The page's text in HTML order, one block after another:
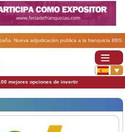
Nueva adjudicación publica a la franquicia BBS.
mejores opciones de invertir